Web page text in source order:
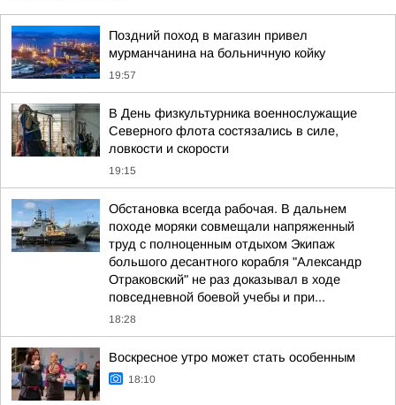
Поздний поход в магазин привел
мурманчанина на больничную койку
19:57
В День физкультурника военнослужащие
Северного флота состязались в силе,
ловкости и скорости
19:15
Обстановка всегда рабочая. В дальнем
походе моряки совмещали напряженный
труд с полноценным отдыхом Экипаж
большого десантного корабля "Александр
Отраковский" не раз доказывал в ходе
повседневной боевой учебы и при...
18:28
Воскресное утро может стать особенным
18:10